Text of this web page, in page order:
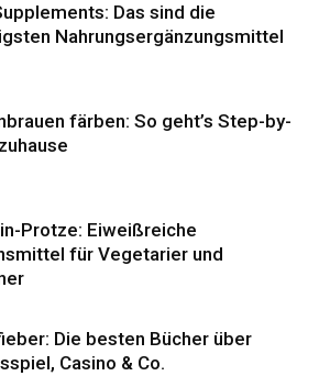
Das sind die
Nahrungsergänzungsmittel
färben: So geht’s Step-by-
Protze: Eiweißreiche
für Vegetarier und
Die besten Bücher über
Casino & Co.